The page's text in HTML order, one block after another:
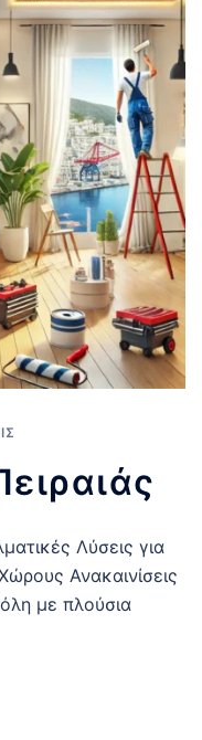
Λύσεις για
Ανακαινίσεις
με πλούσια